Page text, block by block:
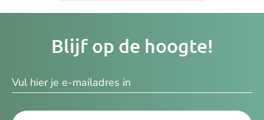
Blijf op de hoogte!